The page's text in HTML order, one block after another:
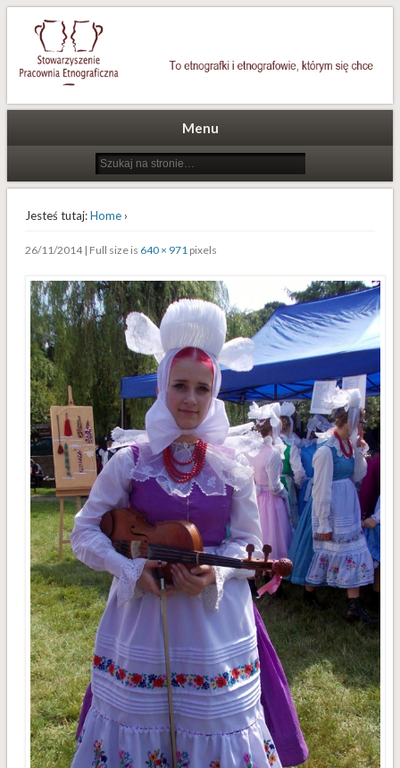
Stowarzyszenie Pracownia
Etnograficzna
To etnografki i etnografowie, którym się chce
Menu
Jesteś tutaj:Home›
26/11/2014 | Full size is 640 × 971pixels